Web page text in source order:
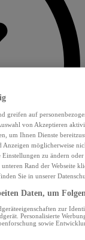
greifen auf
von Akzeptieren
um Ihnen Dienste
möglicherweise
zu ändern
Rand der Webseite
Sie in unserer
Daten, um
zur
Personalisierte
sowie